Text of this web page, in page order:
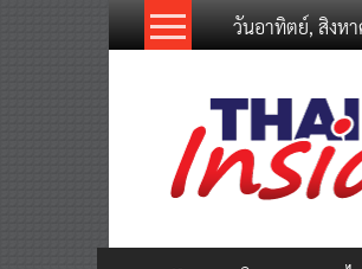
วันอาทิตย์, สิงห
Thailand
Inside
New